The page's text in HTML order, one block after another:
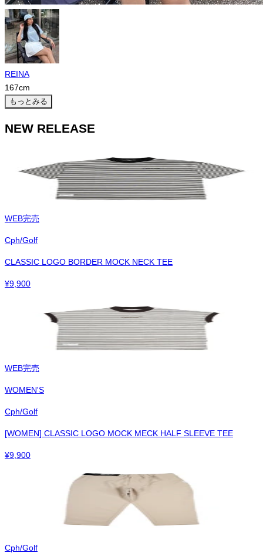
REINA
167cm
もっとみる
NEW RELEASE
WEB完売
Cph/Golf
CLASSIC LOGO BORDER MOCK NECK TEE
¥9,900
WEB完売
WOMEN'S
Cph/Golf
[WOMEN] CLASSIC LOGO MOCK MECK HALF SLEEVE TEE
¥9,900
Cph/Golf